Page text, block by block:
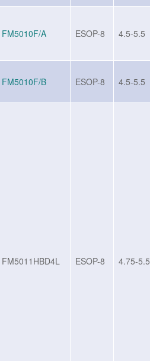
FM5010F/A ESOP-8 4.5-5.5
FM5010F/B ESOP-8 4.5-5.5
FM5011HBD4L ESOP-8 4.75-5.5